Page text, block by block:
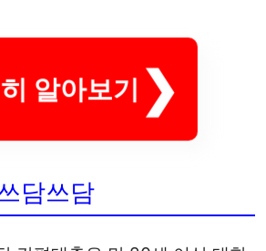
알아보기
담쓰담